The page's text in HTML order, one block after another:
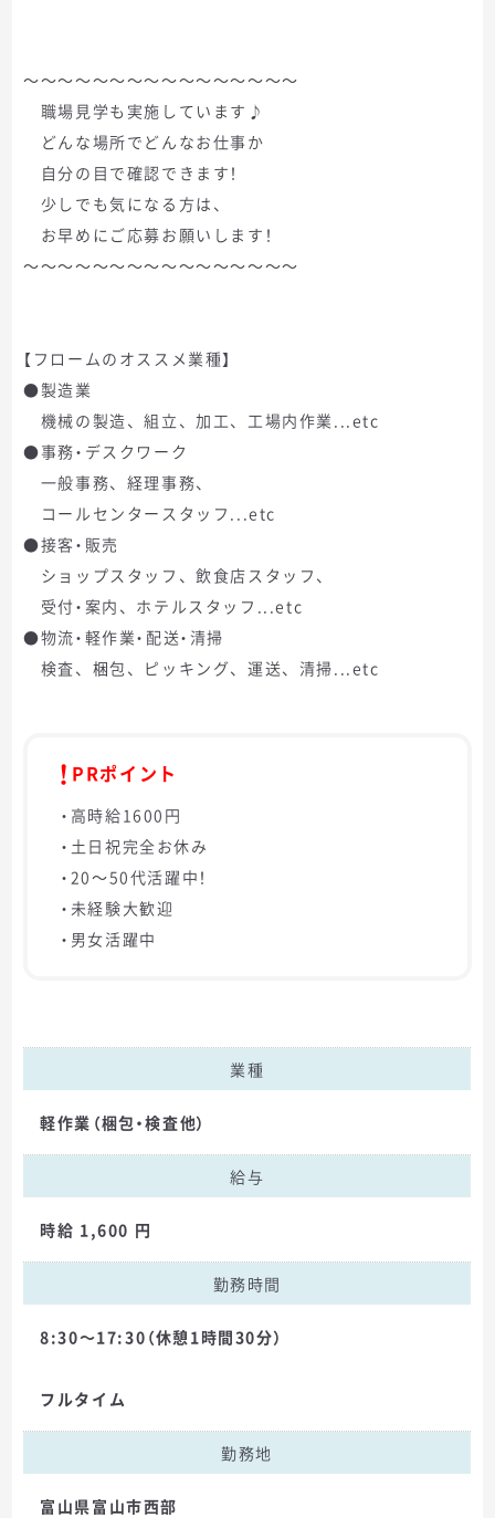
～～～～～～～～～～～～～～～～
職場見学も実施しています♪
どんな場所でどんなお仕事か
自分の目で確認できます！
少しでも気になる方は、
お早めにご応募お願いします！
～～～～～～～～～～～～～～～～
【フロームのオススメ業種】
●製造業
機械の製造、組立、加工、工場内作業...etc
●事務・デスクワーク
一般事務、経理事務、
コールセンタースタッフ...etc
●接客・販売
ショップスタッフ、飲食店スタッフ、
受付・案内、ホテルスタッフ...etc
●物流・軽作業・配送・清掃
検査、梱包、ピッキング、運送、清掃...etc
PRポイント
・高時給1600円
・土日祝完全お休み
・20～50代活躍中！
・未経験大歓迎
・男女活躍中
業種
軽作業（梱包・検査他）
給与
時給 1,600 円
勤務時間
8:30～17:30（休憩1時間30分）
フルタイム
勤務地
富山県富山市西部